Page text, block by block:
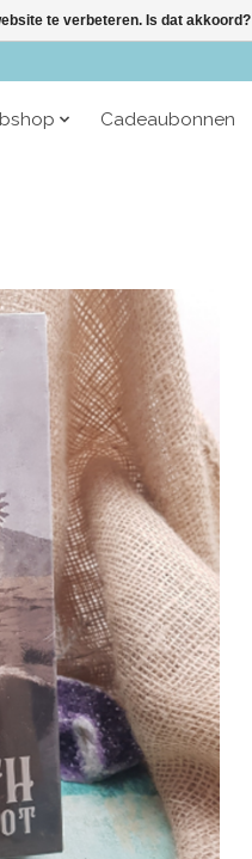
Cadeaubonnen
te verbeteren. Is dat akkoord?